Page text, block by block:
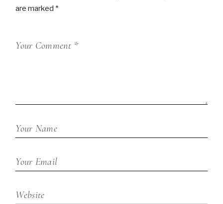
are marked *